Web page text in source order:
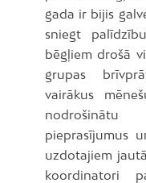
gada ir bijis
sniegt
bēgļiem drošā
grupas
vairākus
pieprasījumus
uzdotajiem
koordinatori